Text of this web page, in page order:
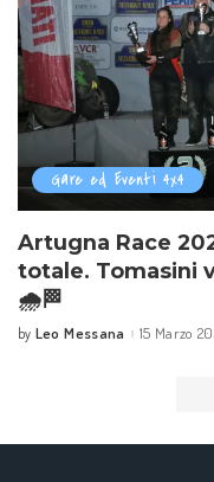
Gare ed Eventi 4x4
Artugna Race
totale. Tomasini
🌧️🏁
Posted
by Leo Messana 15 Marzo